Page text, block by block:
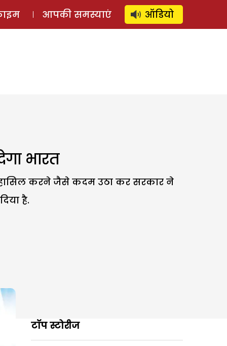
लॉग इन ⚲ SUBSCRIBE
आपकी समस्याएं ऑडियो
भारत
हासिल करने जैसे कदम उठा कर सरकार ने
है.
टॉप स्टोरीज